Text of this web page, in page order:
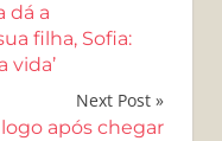
dá a
filha, Sofia:
vida’
Next Post
após chegar